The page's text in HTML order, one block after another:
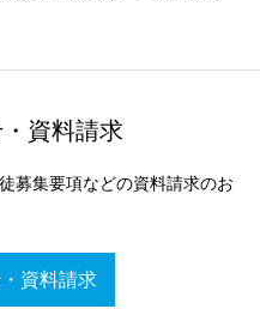
資料請求
募集要項などの資料請求のお
資料請求